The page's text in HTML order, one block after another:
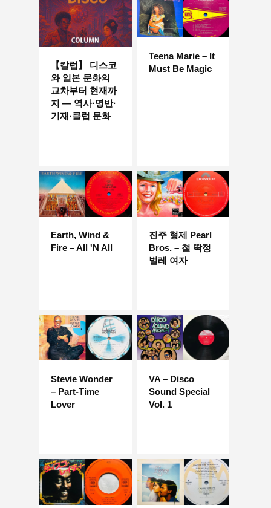
【칼럼】 디스코
와 일본 문화의
교차부터 현재까
지 — 역사·명반·
기재·클럽 문화
Teena Marie – It
Must Be Magic
Earth, Wind &
Fire – All 'N All
진주 형제 Pearl
Bros. – 철 딱정
벌레 여자
Stevie Wonder
– Part-Time
Lover
VA – Disco
Sound Special
Vol. 1